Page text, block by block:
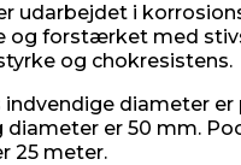
udarbejdet i
og forstærket med
og chokresistens.
indvendige diameter
diameter er 50 mm.
25 meter.